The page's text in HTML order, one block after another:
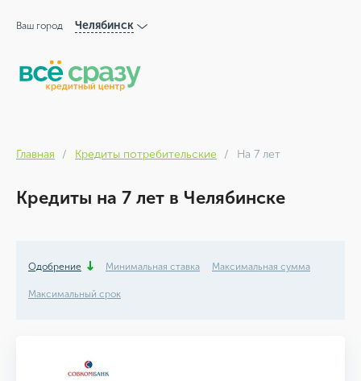
Ваш город Челябинск
Главная Кредиты потребительские На 7 лет
Кредиты на 7 лет в Челябинске
Одобрение Минимальная ставка Максимальная сумма
Максимальный срок